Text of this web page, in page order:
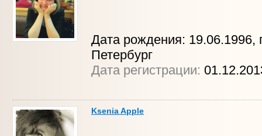
Дата рождения: 19.06.1996,
Петербург
Дата регистрации:
Ksenia Apple